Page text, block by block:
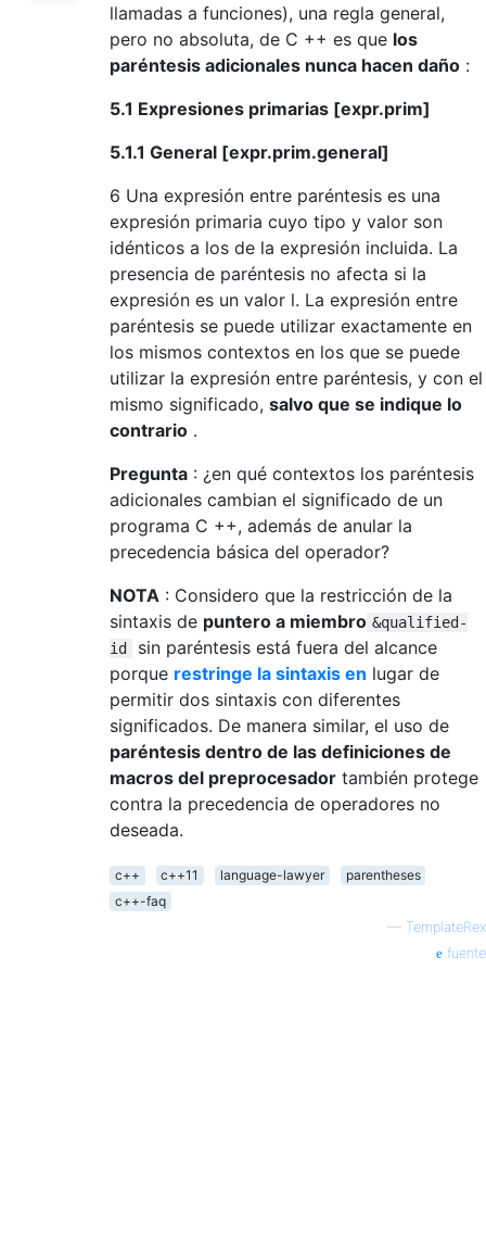
llamadas a funciones), una regla general,
pero no absoluta, de C ++ es que los
paréntesis adicionales nunca hacen daño :
5.1 Expresiones primarias [expr.prim]
5.1.1 General [expr.prim.general]
6 Una expresión entre paréntesis es una
expresión primaria cuyo tipo y valor son
idénticos a los de la expresión incluida. La
presencia de paréntesis no afecta si la
expresión es un valor l. La expresión entre
paréntesis se puede utilizar exactamente en
los mismos contextos en los que se puede
utilizar la expresión entre paréntesis, y con el
mismo significado, salvo que se indique lo
contrario .
Pregunta : ¿en qué contextos los paréntesis
adicionales cambian el significado de un
programa C ++, además de anular la
precedencia básica del operador?
NOTA : Considero que la restricción de la
sintaxis de puntero a miembro &qualified-
id
sin paréntesis está fuera del alcance
porque restringe la sintaxis en lugar de
permitir dos sintaxis con diferentes
significados. De manera similar, el uso de
paréntesis dentro de las definiciones de
macros del preprocesador también protege
contra la precedencia de operadores no
deseada.
c++ c++11 language-lawyer
parentheses
c++-faq
— TemplateRex
fuente